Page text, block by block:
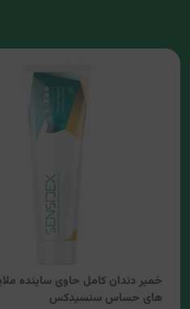
خمیر دندان کامل حاوی ساینده
های حساس سنسیدکس